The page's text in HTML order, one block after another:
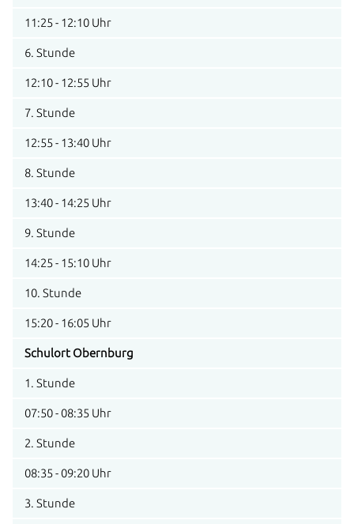
11:25 - 12:10 Uhr
6. Stunde
12:10 - 12:55 Uhr
7. Stunde
12:55 - 13:40 Uhr
8. Stunde
13:40 - 14:25 Uhr
9. Stunde
14:25 - 15:10 Uhr
10. Stunde
15:20 - 16:05 Uhr
Schulort Obernburg
1. Stunde
07:50 - 08:35 Uhr
2. Stunde
08:35 - 09:20 Uhr
3. Stunde